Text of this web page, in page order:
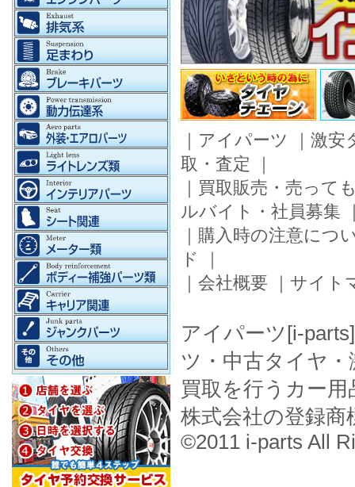
｜ アイパーツ ｜ 激安
取・査定 ｜
｜ 買取販売・売って
ルバイト・社員募集
｜ 購入時の注意につ
ド
｜
｜ 会社概要 ｜ サイト
アイパーツ[i-
ツ・中古タイヤ
買取を行うカー
株式会社の登録商
©2011 i-parts All